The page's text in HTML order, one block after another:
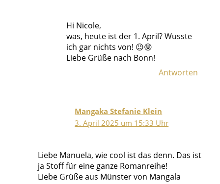
Hi Nicole,
was, heute ist der 1. April? Wusste
ich gar nichts von! 😉😝
Liebe Grüße nach Bonn!
Antworten
Mangaka Stefanie Klein
3. April 2025 um 15:33 Uhr
Liebe Manuela, wie cool ist das denn. Das ist
ja Stoff für eine ganze Romanreihe!
Liebe Grüße aus Münster von Mangala